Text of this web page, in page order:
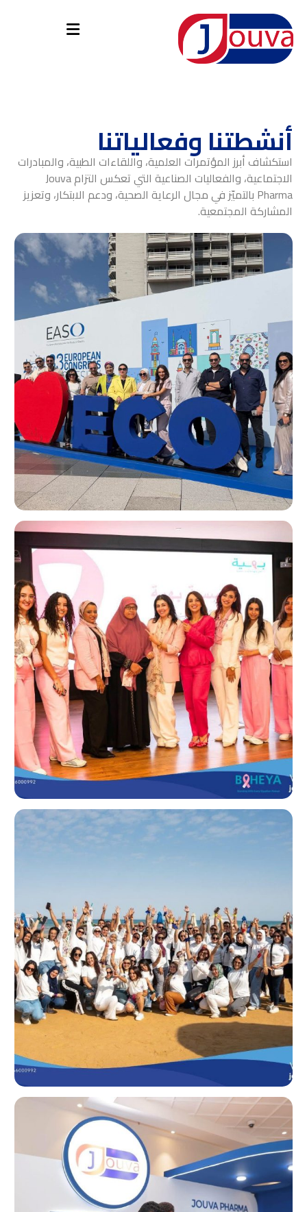
أنشطتنا وفعالياتنا
استكشاف أبرز المؤتمرات العلمية، واللقاءات الطبية، والمبادرات
الاجتماعية، والفعاليات الصناعية التي تعكس التزام Jouva
Pharma بالتميّز في مجال الرعاية الصحية، ودعم الابتكار، وتعزيز
المشاركة المجتمعية.